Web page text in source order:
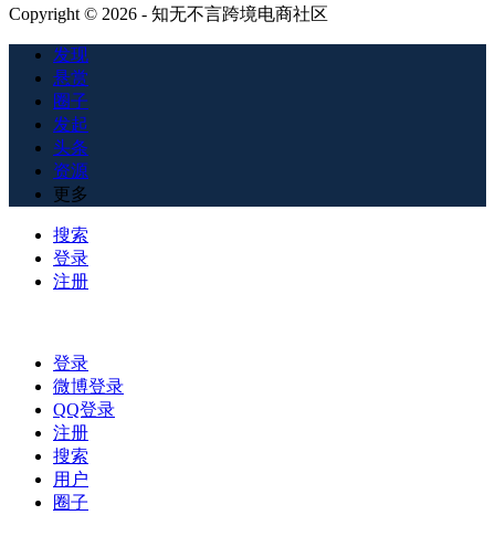
Copyright © 2026 - 知无不言跨境电商社区
发现
悬赏
圈子
发起
头条
资源
更多
搜索
登录
注册
登录
微博登录
QQ登录
注册
搜索
用户
圈子